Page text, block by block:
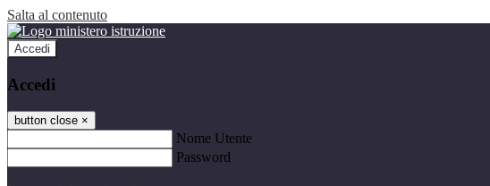
Salta al contenuto
Accedi
Accedi
button close ×
Nome Utente
Password